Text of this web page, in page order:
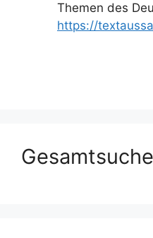
Themen des
https://
Gesamtsuche